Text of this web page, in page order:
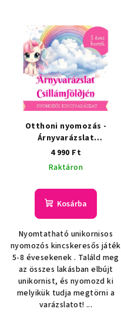
Otthoni nyomozás -
Árnyvarázslat
Csillámföldjén
4 990 Ft
Raktáron
Kosárba
Nyomtatható unikornisos
nyomozós kincskeresős játék
5-8 évesekenek . Találd meg
az összes lakásban elbújt
unikornist, és nyomozd ki
melyikük tudja megtörni a
varázslatot! ...